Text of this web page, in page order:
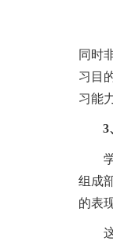
同时
习目
习能
3
组成
的表